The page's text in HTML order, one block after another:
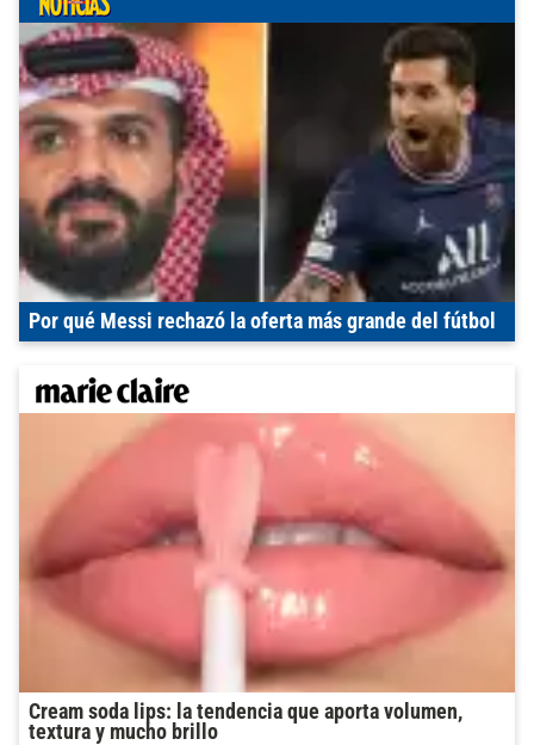
Por qué Messi rechazó la oferta más grande del fútbol
Cream soda lips: la tendencia que aporta volumen,
textura y mucho brillo